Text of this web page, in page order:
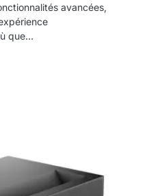
avancées,
que…